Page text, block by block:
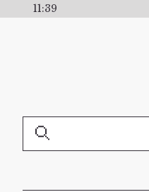
11:39